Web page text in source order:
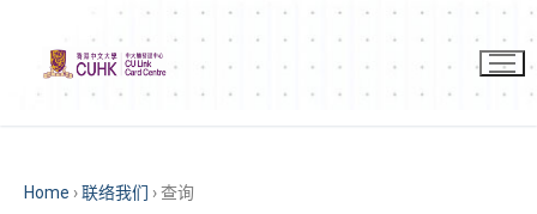
Home ›联络我们 ›查询